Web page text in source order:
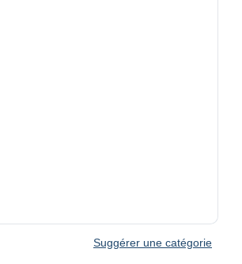
Suggérer une catégorie